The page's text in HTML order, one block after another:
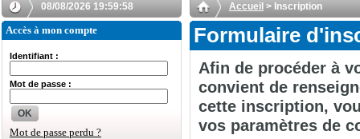
08/08/2026 19:59:58
Accès à mon compte
Identifiant :
Mot de passe :
OK
Mot de passe perdu ?
Accueil > Inscription
Formulaire
Afin de procéder à
convient de
cette inscription,
vos paramètres de